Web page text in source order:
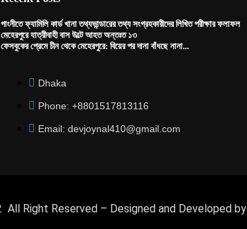
গাংনীতে ফ্যামিলি কার্ড খানা তথ্যভান্ডারের তথ্য সংগ্রহকারীদের লিখিত পরীক্ষার ফলাফল
মেহেরপুরে যাত্রীবাহী বাস উল্টে আহত অন্তঃত ১৩
ফেসবুকের প্রেমে চীন থেকে মেহেরপুরে: বিয়ের পর দানা বাঁধছে নানা...
Dhaka
Phone: +8801517813116
Email: devjoynal410@gmail.com
All Right Reserved – Designed and Developed by